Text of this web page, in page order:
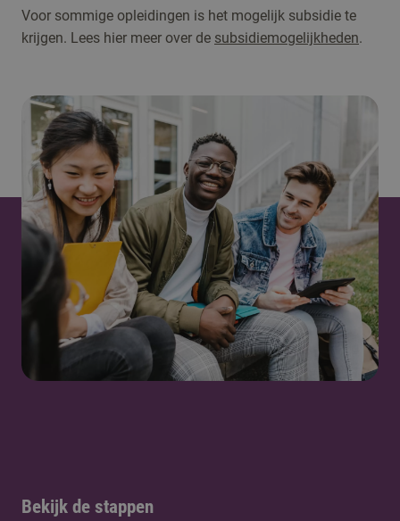
Voor sommige opleidingen is het mogelijk subsidie te
krijgen. Lees hier meer over de subsidiemogelijkheden.
Bekijk de stappen